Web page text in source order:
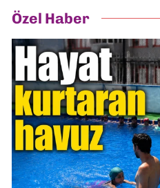
Özel Haber